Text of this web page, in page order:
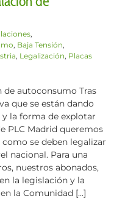
,
, Baja Tensión,
, Legalización, Placas
autoconsumo Tras
que se están dando
la forma de explotar
PLC Madrid queremos
se deben legalizar
nacional. Para una
nuestros abonados,
la legislación y la
la Comunidad [...]